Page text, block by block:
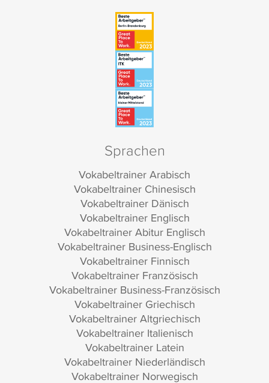
Sprachen
Vokabeltrainer Arabisch
Vokabeltrainer Chinesisch
Vokabeltrainer Dänisch
Vokabeltrainer Englisch
Vokabeltrainer Abitur Englisch
Vokabeltrainer Business-Englisch
Vokabeltrainer Finnisch
Vokabeltrainer Französisch
Vokabeltrainer Business-Französisch
Vokabeltrainer Griechisch
Vokabeltrainer Altgriechisch
Vokabeltrainer Italienisch
Vokabeltrainer Latein
Vokabeltrainer Niederländisch
Vokabeltrainer Norwegisch